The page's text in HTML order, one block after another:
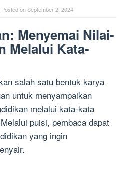
Posted onSeptember 2, 2024
Menyemai Nilai-
Melalui Kata-
salah satu bentuk karya
untuk menyampaikan
melalui kata-kata
puisi, pembaca dapat
yang ingin